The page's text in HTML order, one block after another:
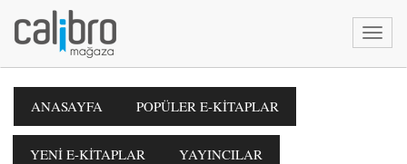
ANASAYFA POPÜLER E-KİTAPLAR
YENİ E-KİTAPLAR YAYINCILAR